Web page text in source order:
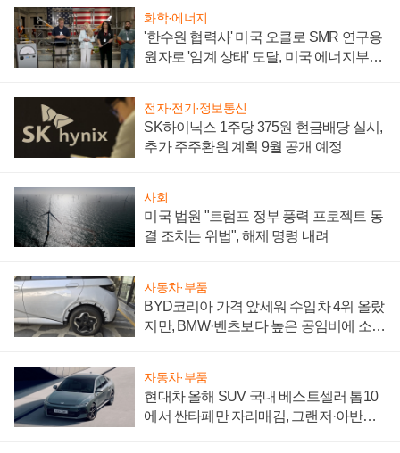
화학·에너지
'한수원 협력사' 미국 오클로 SMR 연구용
원자로 '임계 상태' 도달, 미국 에너지부
전자·전기·정보통신
SK하이닉스 1주당 375원 현금배당 실시,
추가 주주환원 계획 9월 공개 예정
사회
미국 법원 "트럼프 정부 풍력 프로젝트 동
결 조치는 위법", 해제 명령 내려
자동차·부품
BYD코리아 가격 앞세워 수입차 4위 올랐
지만, BMW·벤츠보다 높은 공임비에 소비
자동차·부품
현대차 올해 SUV 국내 베스트셀러 톱10
에서 싼타페만 자리매김, 그랜저·아반떼